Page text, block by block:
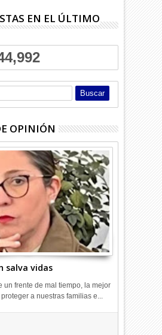
EN EL ÚLTIMO
OPINIÓN
salva vidas
un frente de mal tiempo, la mejor
a nuestras familias e...